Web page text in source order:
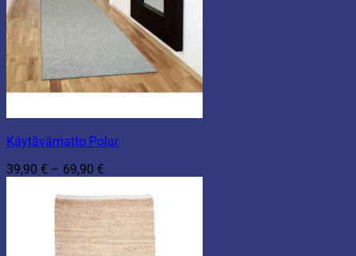
Käytävämatto Polar
39,90 € – 69,90 €
-
69,90 €